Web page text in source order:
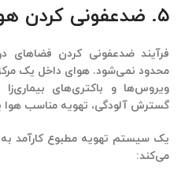
۵. ضدعفونی کردن
فرآیند ضدعفونی کردن فضاهای
محدود نمی‌شود. هوای داخل یک مرکز
ویروس‌ها و باکتری‌های بیماری‌زا
گسترش آلودگی، تهویه مناسب
یک سیستم تهویه مطبوع کارآمد
می‌کند: